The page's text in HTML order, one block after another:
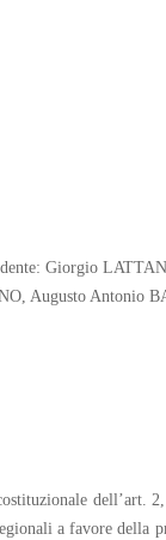
Giorgio
Augusto Antonio
dell’art.
a favore della